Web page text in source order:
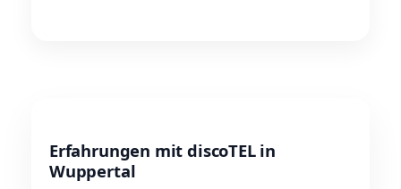
Erfahrungen mit discoTEL in
Wuppertal